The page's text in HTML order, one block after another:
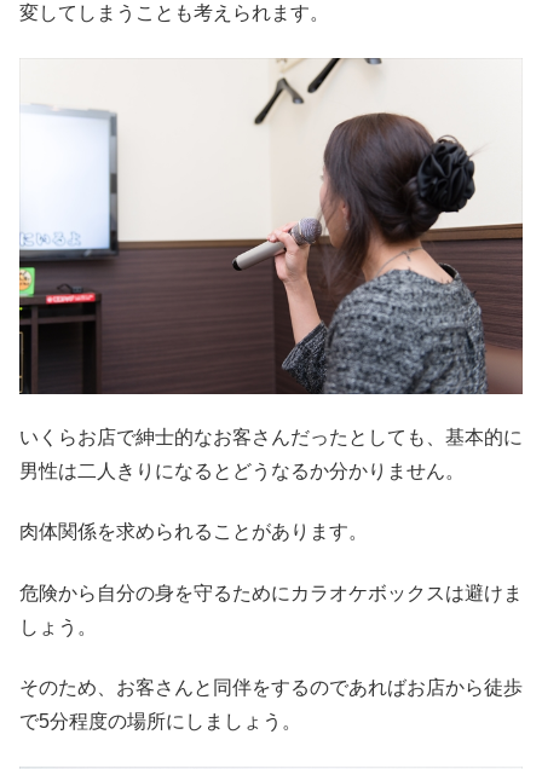
変してしまうことも考えられます。
いくらお店で紳士的なお客さんだったとしても、基本的に
男性は二人きりになるとどうなるか分かりません。
肉体関係を求められることがあります。
危険から自分の身を守るためにカラオケボックスは避けま
しょう。
そのため、お客さんと同伴をするのであればお店から徒歩
で5分程度の場所にしましょう。